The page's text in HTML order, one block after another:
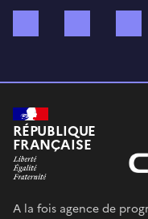
RÉPUBLIQUE
FRANÇAISE
A la fois agence de